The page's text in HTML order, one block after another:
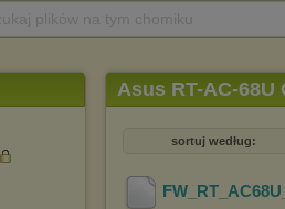
Asus RT-AC-68U
sortuj według: